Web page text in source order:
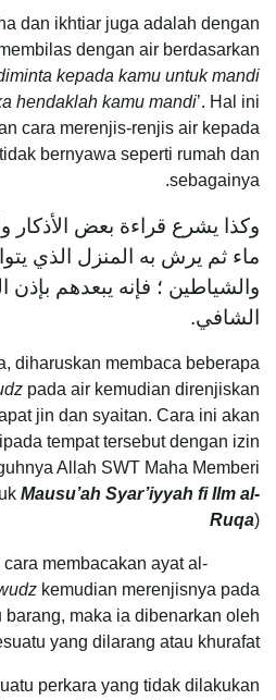
dan ikhtiar juga adalah dengan
dengan air berdasarkan
kepada kamu untuk mandi
hendaklah kamu mandi’. Hal ini
cara merenjis-renjis air kepada
bernyawa seperti rumah dan
sebagainya.
وكذا يشرع قراءة بعض الأذكار
ماء ثم يرش به المنزل الذي
والشياطين ؛ فإنه يبعدهم بإذن
الشافي.
diharuskan membaca beberapa
pada air kemudian direnjiskan
jin dan syaitan. Cara ini akan
tempat tersebut dengan izin
Allah SWT Maha Memberi
Mausu’ah Syar’iyyah fi Ilm al-
Ruqa)
membacakan ayat al-
kemudian merenjisnya pada
barang, maka ia dibenarkan oleh
yang dilarang atau khurafat. .
perkara yang tidak dilakukan